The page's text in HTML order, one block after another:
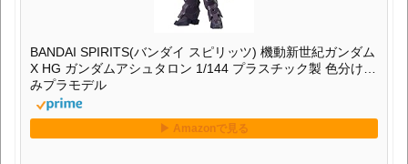
BANDAI SPIRITS(バンダイ スピリッツ) 機動新世紀ガンダム
X HG ガンダムアシュタロン 1/144 プラスチック製 色分け済
みプラモデル